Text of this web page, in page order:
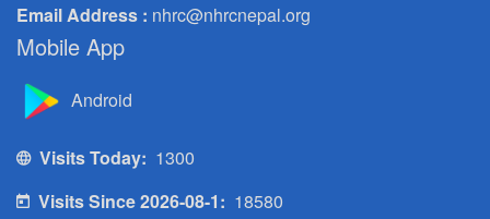
Email Address : nhrc@nhrcnepal.org
Mobile App
Android
Visits Today: 1300
Visits Since 2026-08-1: 18580